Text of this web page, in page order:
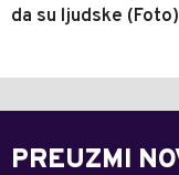
da su ljudske (Foto)
PREUZMI